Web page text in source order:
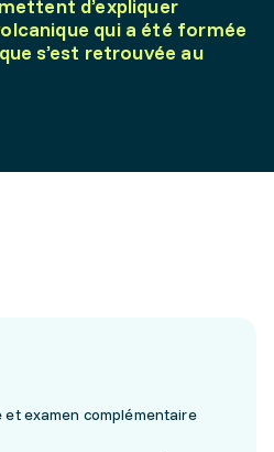
d’expliquer
qui a été formée
s’est retrouvée au
examen complémentaire